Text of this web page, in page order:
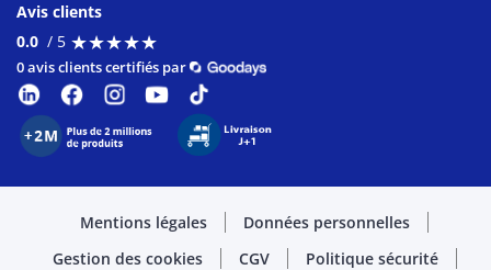
Avis clients
0.0 / 5 ★★★★★
★★★★★
0 avis clients certifiés par
Mentions légales
Données personnelles
Gestion des cookies
CGV
Politique sécurité